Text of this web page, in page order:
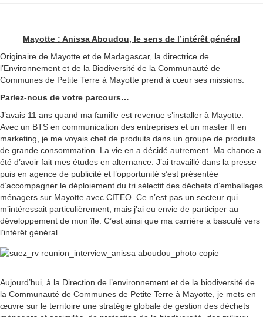
Mayotte : Anissa Aboudou, le sens de l’intérêt général
Originaire de Mayotte et de Madagascar, la directrice de
l’Environnement et de la Biodiversité de la Communauté de
Communes de Petite Terre à Mayotte prend à cœur ses missions.
Parlez-nous de votre parcours…
J’avais 11 ans quand ma famille est revenue s’installer à Mayotte.
Avec un BTS en communication des entreprises et un master II en
marketing, je me voyais chef de produits dans un groupe de produits
de grande consommation. La vie en a décidé autrement. Ma chance a
été d’avoir fait mes études en alternance. J’ai travaillé dans la presse
puis en agence de publicité et l’opportunité s’est présentée
d’accompagner le déploiement du tri sélectif des déchets d’emballages
ménagers sur Mayotte avec CITEO. Ce n’est pas un secteur qui
m’intéressait particulièrement, mais j’ai eu envie de participer au
développement de mon île. C’est ainsi que ma carrière a basculé vers
l’intérêt général.
Aujourd’hui, à la Direction de l’environnement et de la biodiversité de
la Communauté de Communes de Petite Terre à Mayotte, je mets en
œuvre sur le territoire une stratégie globale de gestion des déchets